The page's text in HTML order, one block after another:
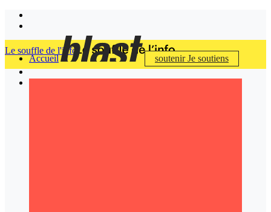
Accueil soutenirJe soutiens
Le souffle de l'info